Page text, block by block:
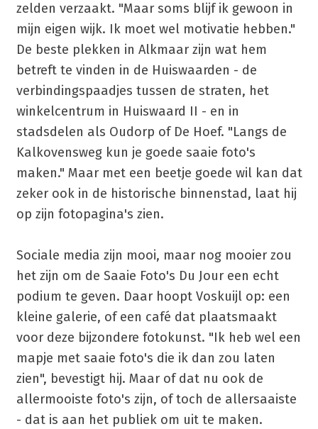
zelden verzaakt. "Maar soms blijf ik gewoon in
mijn eigen wijk. Ik moet wel motivatie hebben."
De beste plekken in Alkmaar zijn wat hem
betreft te vinden in de Huiswaarden - de
verbindingspaadjes tussen de straten, het
winkelcentrum in Huiswaard II - en in
stadsdelen als Oudorp of De Hoef. "Langs de
Kalkovensweg kun je goede saaie foto's
maken." Maar met een beetje goede wil kan dat
zeker ook in de historische binnenstad, laat hij
op zijn fotopagina's zien.
Sociale media zijn mooi, maar nog mooier zou
het zijn om de Saaie Foto's Du Jour een echt
podium te geven. Daar hoopt Voskuijl op: een
kleine galerie, of een café dat plaatsmaakt
voor deze bijzondere fotokunst. "Ik heb wel een
mapje met saaie foto's die ik dan zou laten
zien", bevestigt hij. Maar of dat nu ook de
allermooiste foto's zijn, of toch de allersaaiste
- dat is aan het publiek om uit te maken.